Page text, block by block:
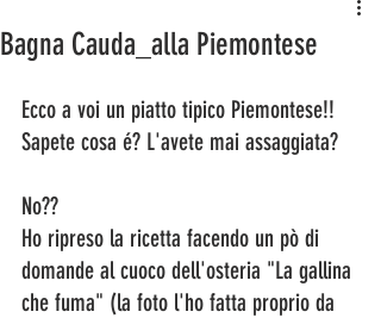
Bagna Cauda_alla Piemontese
Ecco a voi un piatto tipico Piemontese!!
Sapete cosa é? L'avete mai assaggiata?
No??
Ho ripreso la ricetta facendo un pò di
domande al cuoco dell'osteria "La gallina
che fuma" (la foto l'ho fatta proprio da